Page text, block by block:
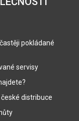
pokládané
servisy
distribuce